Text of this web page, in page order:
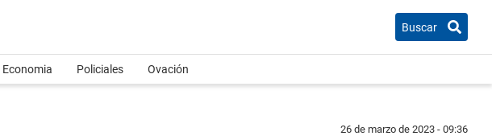
Buscar
Economia Policiales Ovación
26 de marzo de 2023 - 09:36